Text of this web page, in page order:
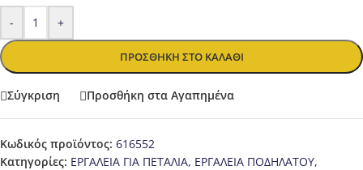
- +
ΠΡΟΣΘΉΚΗ ΣΤΟ ΚΑΛΆΘΙ
Σύγκριση Προσθήκη στα Αγαπημένα
Κωδικός προϊόντος: 616552
Κατηγορίες: ΕΡΓΑΛΕΙΑ ΓΙΑ ΠΕΤΑΛΙΑ, ΕΡΓΑΛΕΙΑ ΠΟΔΗΛΑΤΟΥ,